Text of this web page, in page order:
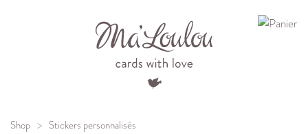
Shop
Stickers personnalisés